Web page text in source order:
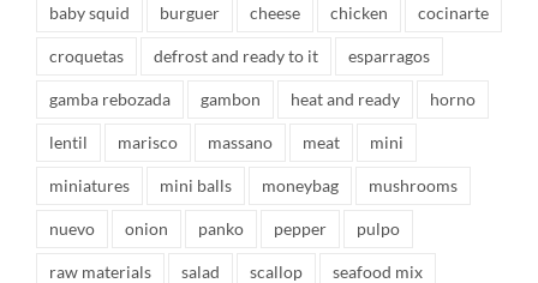
baby squid burguer cheese chicken cocinarte
croquetas defrost and ready to it esparragos
gamba rebozada gambon heat and ready horno
lentil marisco massano meat mini
miniatures mini balls moneybag mushrooms
nuevo onion panko pepper pulpo
raw materials salad scallop seafood mix